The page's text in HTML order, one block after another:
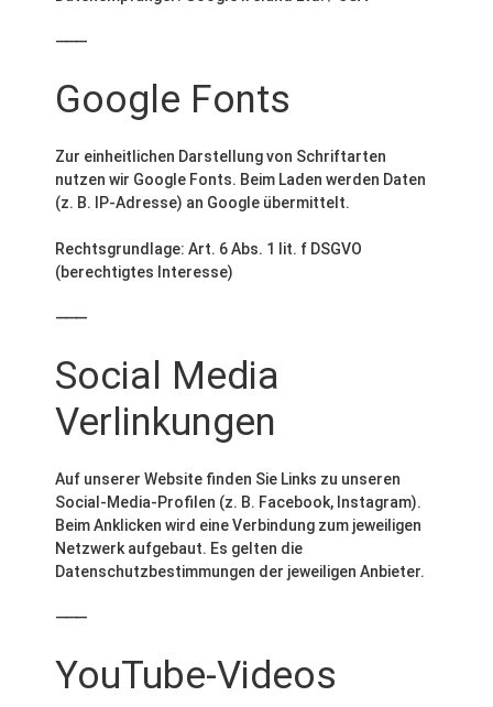
⸻
Google Fonts
Zur einheitlichen Darstellung von Schriftarten
nutzen wir Google Fonts. Beim Laden werden Daten
(z. B. IP-Adresse) an Google übermittelt.
Rechtsgrundlage: Art. 6 Abs. 1 lit. f DSGVO
(berechtigtes Interesse)
⸻
Social Media
Verlinkungen
Auf unserer Website finden Sie Links zu unseren
Social-Media-Profilen (z. B. Facebook, Instagram).
Beim Anklicken wird eine Verbindung zum jeweiligen
Netzwerk aufgebaut. Es gelten die
Datenschutzbestimmungen der jeweiligen Anbieter.
⸻
YouTube-Videos